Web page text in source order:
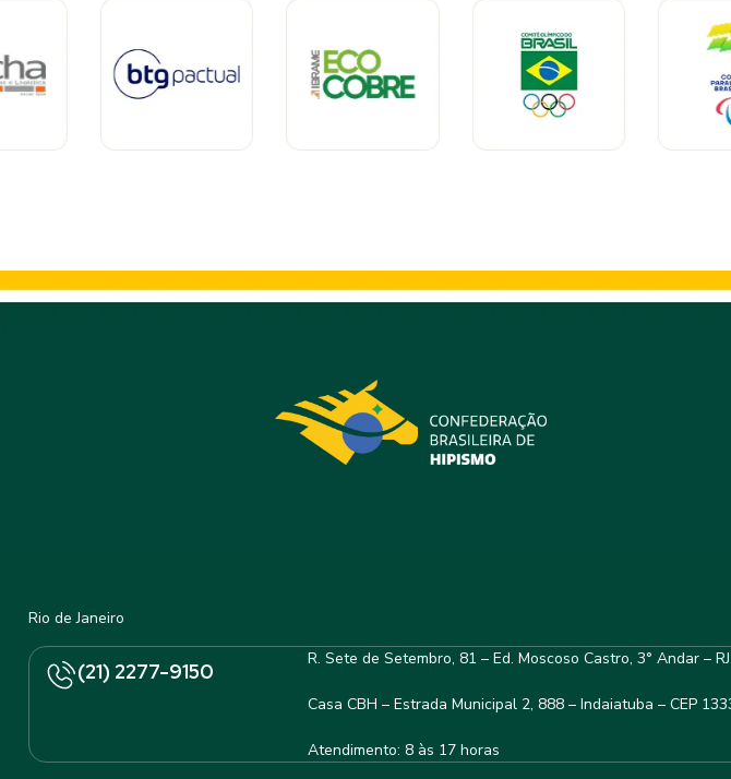
Rio de Janeiro
(21) 2277-9150
R. Sete de Setembro, 81 – Ed. Moscoso Castro, 3° Andar –
Casa CBH – Estrada Municipal 2, 888 – Indaiatuba – CEP
Atendimento: 8 às 17 horas